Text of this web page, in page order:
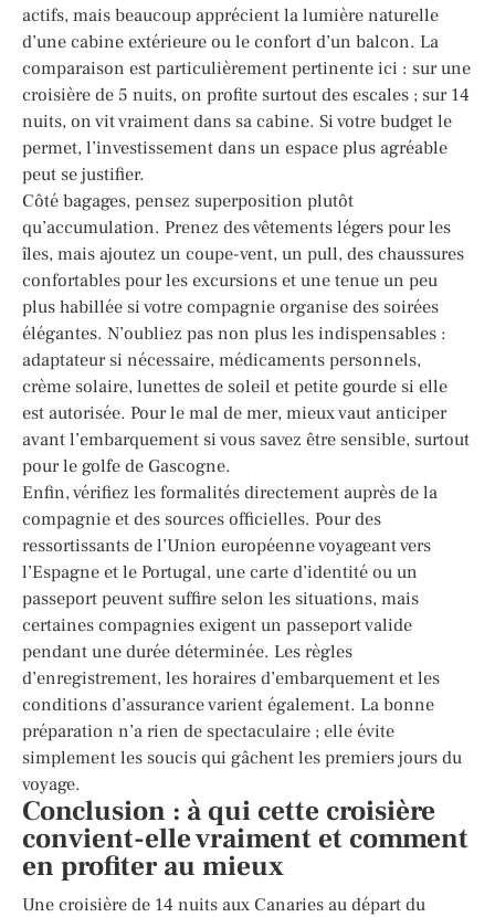
actifs, mais beaucoup apprécient la lumière naturelle
d’une cabine extérieure ou le confort d’un balcon. La
comparaison est particulièrement pertinente ici : sur une
croisière de 5 nuits, on profite surtout des escales ; sur 14
nuits, on vit vraiment dans sa cabine. Si votre budget le
permet, l’investissement dans un espace plus agréable
peut se justifier.
Côté bagages, pensez superposition plutôt
qu’accumulation. Prenez des vêtements légers pour les
îles, mais ajoutez un coupe-vent, un pull, des chaussures
confortables pour les excursions et une tenue un peu
plus habillée si votre compagnie organise des soirées
élégantes. N’oubliez pas non plus les indispensables :
adaptateur si nécessaire, médicaments personnels,
crème solaire, lunettes de soleil et petite gourde si elle
est autorisée. Pour le mal de mer, mieux vaut anticiper
avant l’embarquement si vous savez être sensible, surtout
pour le golfe de Gascogne.
Enfin, vérifiez les formalités directement auprès de la
compagnie et des sources officielles. Pour des
ressortissants de l’Union européenne voyageant vers
l’Espagne et le Portugal, une carte d’identité ou un
passeport peuvent suffire selon les situations, mais
certaines compagnies exigent un passeport valide
pendant une durée déterminée. Les règles
d’enregistrement, les horaires d’embarquement et les
conditions d’assurance varient également. La bonne
préparation n’a rien de spectaculaire ; elle évite
simplement les soucis qui gâchent les premiers jours du
voyage.
Conclusion : à qui cette croisière
convient-elle vraiment et comment
en profiter au mieux
Une croisière de 14 nuits aux Canaries au départ du